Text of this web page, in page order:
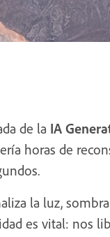
de la IA
horas de
la luz,
es vital: nos